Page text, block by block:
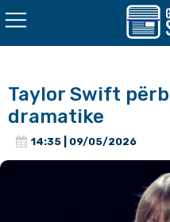
Taylor Swift
dramatike
14:35 | 09/05/2026